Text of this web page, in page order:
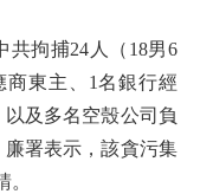
拘捕24人（18男6
東主、1名銀行經
及多名空殼公司負
署表示，該貪污集